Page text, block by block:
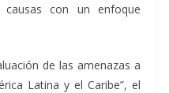
con un enfoque
de las amenazas a
Latina y el Caribe”, el